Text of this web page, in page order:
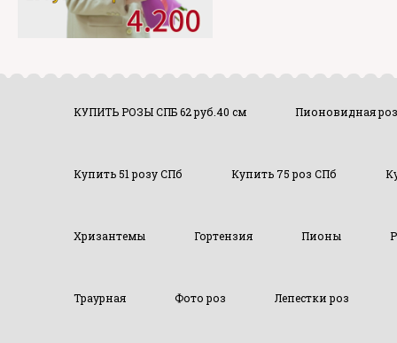
КУПИТЬ РОЗЫ СПБ 62 руб.40 см Пионовидная
Купить 51 розу СПб Купить 75 роз СПб
Хризантемы Гортензия Пионы
Траурная Фото роз Лепестки роз